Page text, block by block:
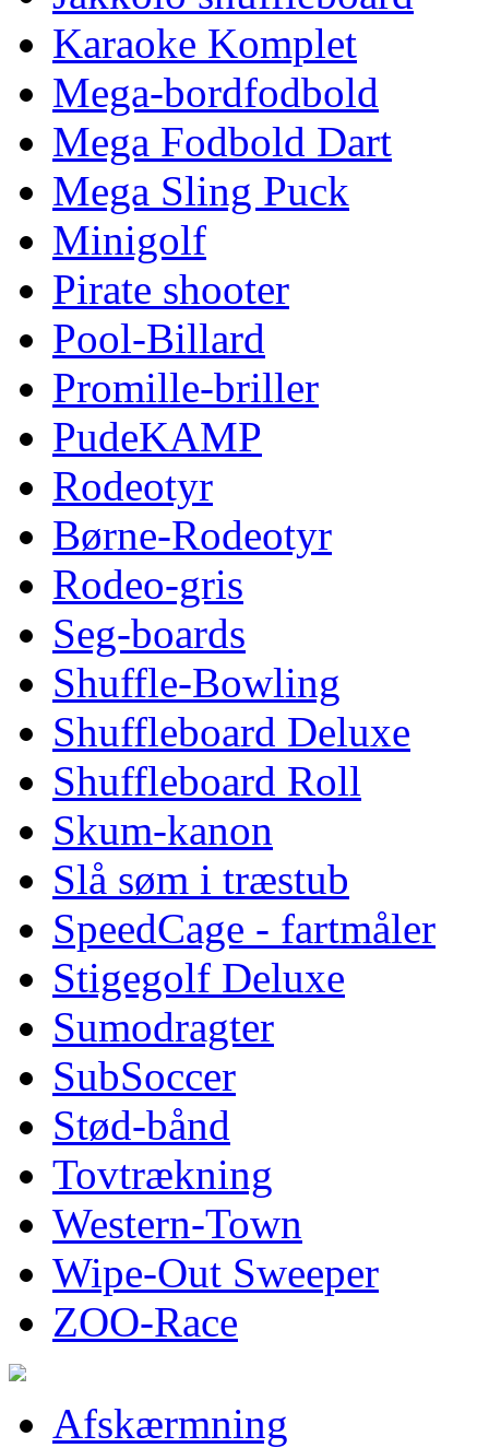
Karaoke Komplet
Mega-bordfodbold
Mega Fodbold Dart
Mega Sling Puck
Minigolf
Pirate shooter
Pool-Billard
Promille-briller
PudeKAMP
Rodeotyr
Børne-Rodeotyr
Rodeo-gris
Seg-boards
Shuffle-Bowling
Shuffleboard Deluxe
Shuffleboard Roll
Skum-kanon
Slå søm i træstub
SpeedCage - fartmåler
Stigegolf Deluxe
Sumodragter
SubSoccer
Stød-bånd
Tovtrækning
Western-Town
Wipe-Out Sweeper
ZOO-Race
Afskærmning